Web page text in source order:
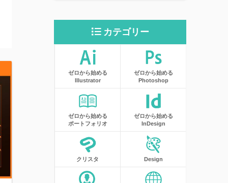
カテゴリー
ゼロから始める
Illustrator
ゼロから始める
Photoshop
ゼロから始める
ポートフォリオ
ゼロから始める
InDesign
クリスタ Design